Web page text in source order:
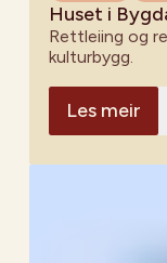
Huset i
Rettleiing og
kulturbygg.
Les meir